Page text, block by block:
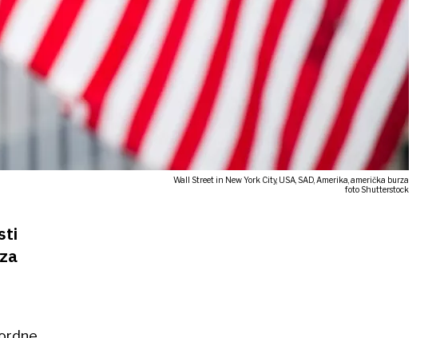
Wall Street in New York City, USA, SAD, Amerika, američka burza
foto Shutterstock